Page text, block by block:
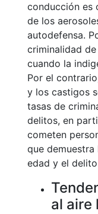
conducción es
de los
autodefensa.
criminalidad
cuando la
Por el
y los castigos
tasas de
delitos, en
cometen
que
edad y el
al aire